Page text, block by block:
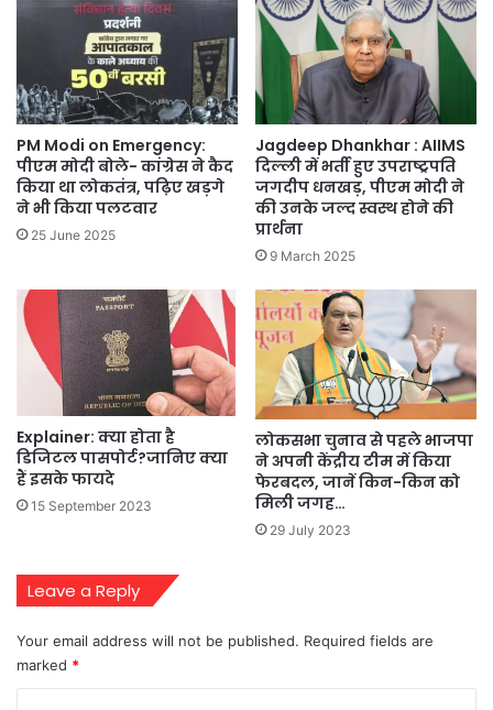
PM Modi on Emergency:
पीएम मोदी बोले- कांग्रेस ने कैद
किया था लोकतंत्र, पढ़िए खड़गे
ने भी किया पलटवार
25 June 2025
Jagdeep Dhankhar : AIIMS
दिल्ली में भर्ती हुए उपराष्ट्रपति
जगदीप धनखड़, पीएम मोदी ने
की उनके जल्द स्वस्थ होने की
प्रार्थना
9 March 2025
Explainer: क्या होता है
डिजिटल पासपोर्ट?जानिए क्या
हैं इसके फायदे
15 September 2023
लोकसभा चुनाव से पहले भाजपा
ने अपनी केंद्रीय टीम में किया
फेरबदल, जानें किन-किन को
मिली जगह…
29 July 2023
Leave a Reply
Your email address will not be published. Required fields are
marked *